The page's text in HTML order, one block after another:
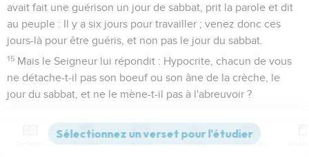
avait fait une guérison un jour de sabbat, prit la parole et dit
au peuple : Il y a six jours pour travailler ; venez donc ces
jours-là pour être guéris, et non pas le jour du sabbat.
15 Mais le Seigneur lui répondit : Hypocrite, chacun de vous
ne détache-t-il pas son boeuf ou son âne de la crèche, le
jour du sabbat, et ne le mène-t-il pas à l'abreuvoir ?
cette chaîne cette fille d'Abraham, que Satan tenait liée
depuis dix-huit ans ?
Versions Commentaires Strong